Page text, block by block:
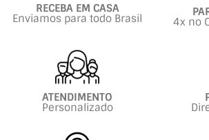
RECEBA EM CASA
Enviamos para todo Brasil 4x no
ATENDIMENTO
Personalizado